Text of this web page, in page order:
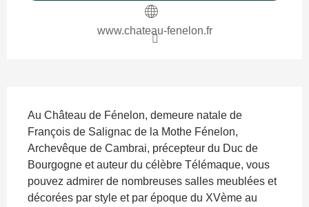
www.chateau-fenelon.fr
Au Château de Fénelon, demeure natale de
François de Salignac de la Mothe Fénelon,
Archevêque de Cambrai, précepteur du Duc de
Bourgogne et auteur du célèbre Télémaque, vous
pouvez admirer de nombreuses salles meublées et
décorées par style et par époque du XVème au